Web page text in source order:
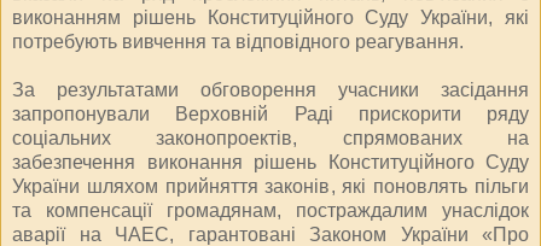
виконанням рішень Конституційного Суду України, які
потребують вивчення та відповідного реагування.
За результатами обговорення учасники засідання
запропонували Верховній Раді прискорити ряду
соціальних законопроектів, спрямованих на
забезпечення виконання рішень Конституційного Суду
України шляхом прийняття законів, які поновлять пільги
та компенсації громадянам, постраждалим унаслідок
аварії на ЧАЕС, гарантовані Законом України «Про